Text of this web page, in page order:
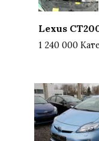
Lexus
1 240 000